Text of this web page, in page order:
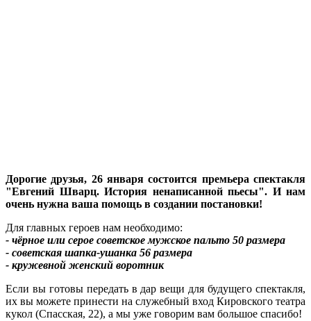
Дорогие друзья, 26 января состоится премьера спектакля
"Евгений Шварц. История ненаписанной пьесы". И нам
очень нужна ваша помощь в создании постановки!
Для главных героев нам необходимо:
- чёрное или серое советское мужское пальто 50 размера
- советская шапка-ушанка 56 размера
- кружевной женский воротник
Если вы готовы передать в дар вещи для будущего спектакля,
их вы можете принести на служебный вход Кировского театра
кукол (Спасская, 22), а мы уже говорим вам большое спасибо!